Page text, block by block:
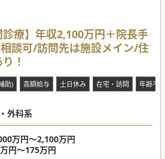
療】年収2,100万円＋院長手
談可/訪問先は施設メイン/住
！
助) 高額給与 土日休み 在宅・訪問 年齢不
外科系
万円～2,100万円
円～175万円